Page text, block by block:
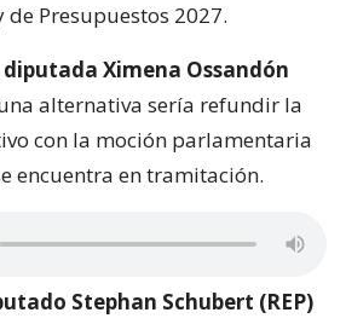
Presupuestos 2027.
diputada Ximena Ossandón
alternativa sería refundir la
con la moción parlamentaria
encuentra en tramitación.
Stephan Schubert (REP)